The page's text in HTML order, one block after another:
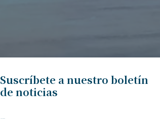
Suscríbete a nuestro boletín
de noticias